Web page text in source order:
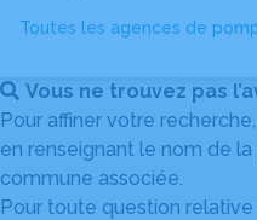
Toutes les agences de
Vous ne trouvez pas
Pour affiner votre
en renseignant le nom de
commune associée.
Pour toute question